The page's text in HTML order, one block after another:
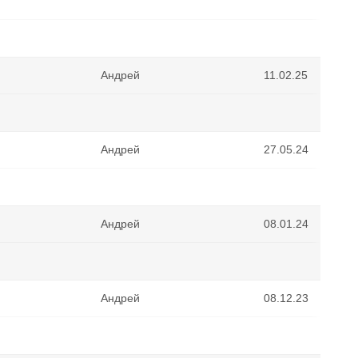
Андрей 11.02.25
Андрей 27.05.24
Андрей 08.01.24
Андрей 08.12.23